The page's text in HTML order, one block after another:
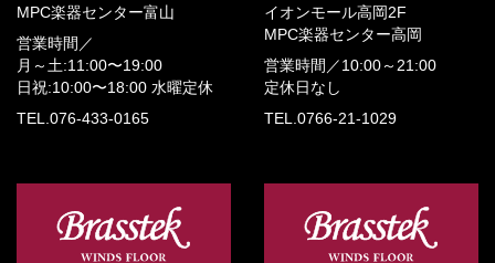
MPC楽器センター富山
営業時間／
月～土:11:00〜19:00
日祝:10:00〜18:00 水曜定休
TEL.076-433-0165
イオンモール高岡2F
MPC楽器センター高岡
営業時間／ 10:00～21:00
定休日なし
TEL.0766-21-1029